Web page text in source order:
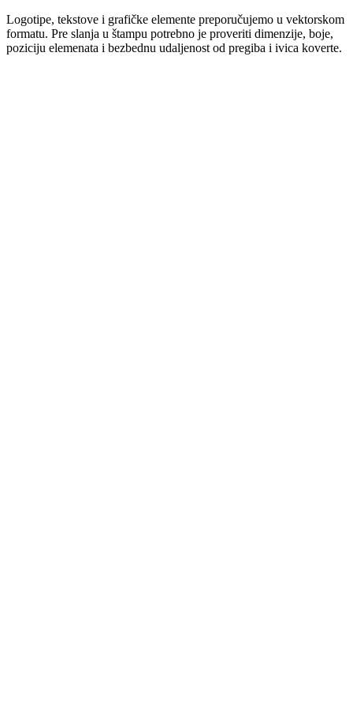
Logotipe, tekstove i grafičke elemente preporučujemo u vektorskom
formatu. Pre slanja u štampu potrebno je proveriti dimenzije, boje,
poziciju elemenata i bezbednu udaljenost od pregiba i ivica koverte.